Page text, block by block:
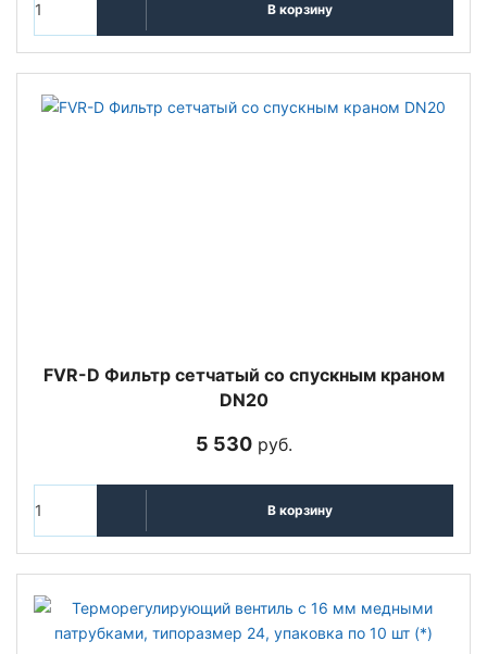
В корзину
FVR-D Фильтр сетчатый со спускным краном
DN20
5 530руб.
В корзину